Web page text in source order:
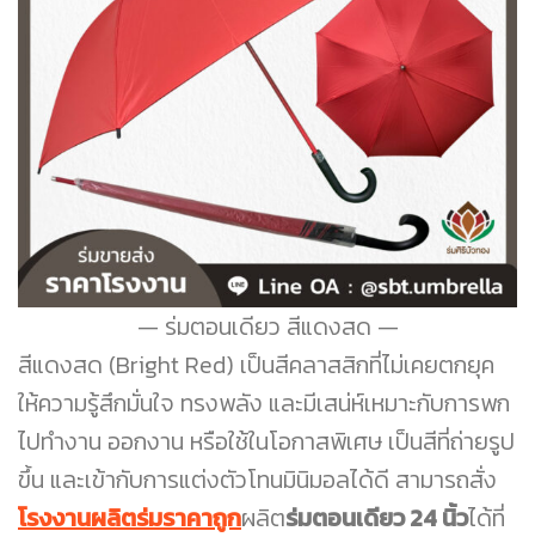
ร่มตอนเดียว สีแดงสด
สีแดงสด (Bright Red) เป็นสีคลาสสิกที่ไม่เคยตกยุค
ให้ความรู้สึกมั่นใจ ทรงพลัง และมีเสน่ห์เหมาะกับการพก
ไปทำงาน ออกงาน หรือใช้ในโอกาสพิเศษ เป็นสีที่ถ่ายรูป
ขึ้น และเข้ากับการแต่งตัวโทนมินิมอลได้ดี สามารถสั่ง
โรงงานผลิตร่มราคาถูกผลิตร่มตอนเดียว 24 นิ้วได้ที่